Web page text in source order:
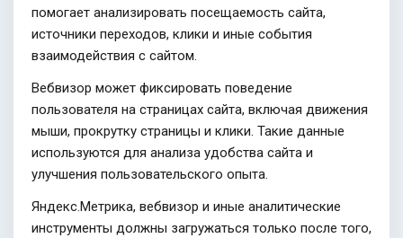
помогает анализировать посещаемость сайта,
источники переходов, клики и иные события
взаимодействия с сайтом.
Вебвизор может фиксировать поведение
пользователя на страницах сайта, включая движения
мыши, прокрутку страницы и клики. Такие данные
используются для анализа удобства сайта и
улучшения пользовательского опыта.
Яндекс.Метрика, вебвизор и иные аналитические
инструменты должны загружаться только после того,